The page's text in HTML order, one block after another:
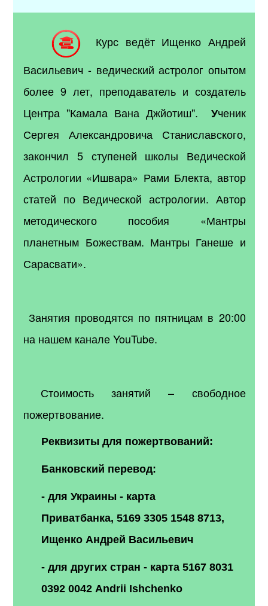
Курс ведёт Ищенко Андрей
Васильевич - ведический астролог опытом
более 9 лет, преподаватель и создатель
Центра "Камала Вана Джйотиш". Ученик
Сергея Александровича Станиславского,
закончил 5 ступеней школы Ведической
Астрологии «Ишвара» Рами Блекта, автор
статей по Ведической астрологии. Автор
методического пособия «Мантры
планетным Божествам. Мантры Ганеше и
Сарасвати».
Занятия проводятся по пятницам в 20:00
на нашем канале YouTube.
Стоимость занятий – свободное
пожертвование.
Реквизиты для пожертвований:
Банковский перевод:
- для Украины - карта
Приватбанка,5169 3305 1548 8713,
Ищенко Андрей Васильевич
- для других стран - карта 5167 8031
0392 0042 Andrii Ishchenko